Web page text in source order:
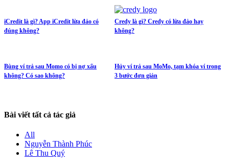
iCredit là gì? App iCredit lừa đảo có
đúng không?
Credy là gì? Credy có lừa đảo hay
không?
Bùng ví trả sau Momo có bị nợ xấu
không? Có sao không?
Hủy ví trả sau MoMo, tạm khóa ví trong
3 bước đơn giản
Bài viết tất cả tác giả
All
Nguyễn Thành Phúc
Lê Thu Quý